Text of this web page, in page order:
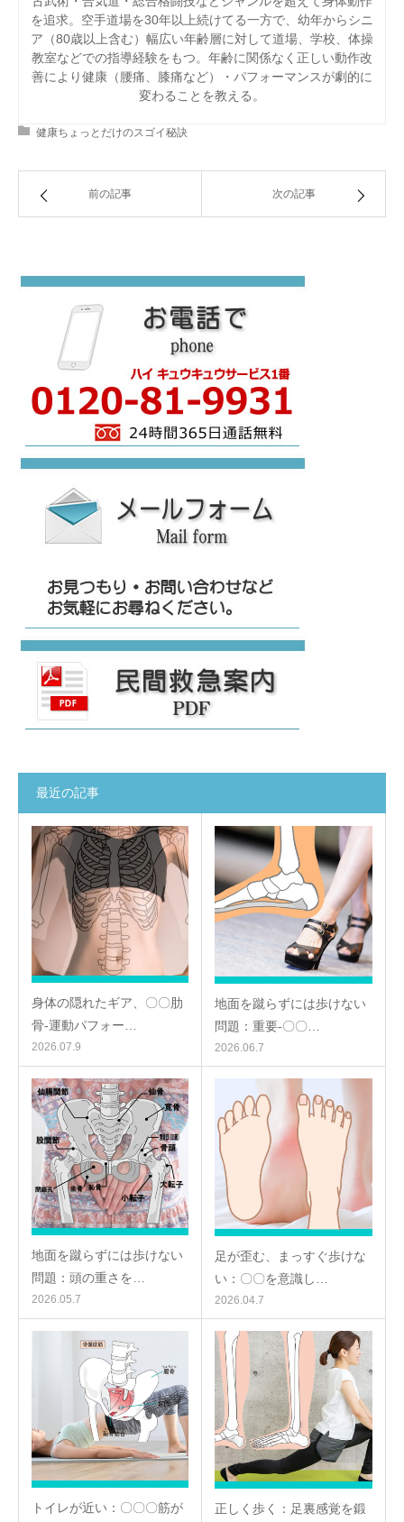
を追求。空手道場を30年以上続けてる一方で、幼年からシニ
ア（80歳以上含む）幅広い年齢層に対して道場、学校、体操
教室などでの指導経験をもつ。年齢に関係なく正しい動作改
善により健康（腰痛、膝痛など）・パフォーマンスが劇的に
変わることを教える。
健康ちょっとだけのスゴイ秘訣
前の記事 次の記事
最近の記事
身体の隠れたギア、〇〇肋
骨-運動パフォー…
2026.07.9
地面を蹴らずには歩けない
問題：重要-〇〇…
2026.06.7
地面を蹴らずには歩けない
問題：頭の重さを…
2026.05.7
足が歪む、まっすぐ歩けな
い：〇〇を意識し…
2026.04.7
トイレが近い：〇〇〇筋が
正しく歩く：足裏感覚を鍛